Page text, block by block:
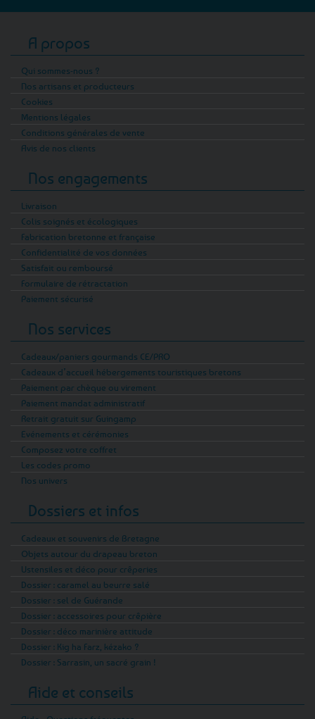
A propos
Qui sommes-nous ?
Nos artisans et producteurs
Cookies
Mentions légales
Conditions générales de vente
Avis de nos clients
Nos engagements
Livraison
Colis soignés et écologiques
Fabrication bretonne et française
Confidentialité de vos données
Satisfait ou remboursé
Formulaire de rétractation
Paiement sécurisé
Nos services
Cadeaux/paniers gourmands CE/PRO
Cadeaux d’accueil hébergements touristiques bretons
Paiement par chèque ou virement
Paiement mandat administratif
Retrait gratuit sur Guingamp
Evénements et cérémonies
Composez votre coffret
Les codes promo
Nos univers
Dossiers et infos
Cadeaux et souvenirs de Bretagne
Objets autour du drapeau breton
Ustensiles et déco pour crêperies
Dossier : caramel au beurre salé
Dossier : sel de Guérande
Dossier : accessoires pour crêpière
Dossier : déco marinière attitude
Dossier : Kig ha Farz, kézako ?
Dossier : Sarrasin, un sacré grain !
Aide et conseils